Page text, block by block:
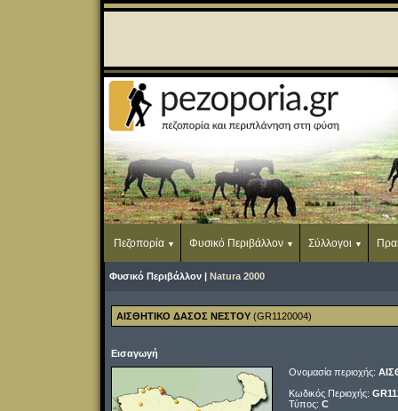
Πεζοπορία Φυσικό Περιβάλλον Σύλλογοι
Φυσικό Περιβάλλον | Natura 2000
ΑΙΣΘΗΤΙΚΟ ΔΑΣΟΣ ΝΕΣΤΟΥ (GR1120004)
Εισαγωγή
Ονομασία περιοχής:
Κωδικός Περιοχής:
Τύπος: C